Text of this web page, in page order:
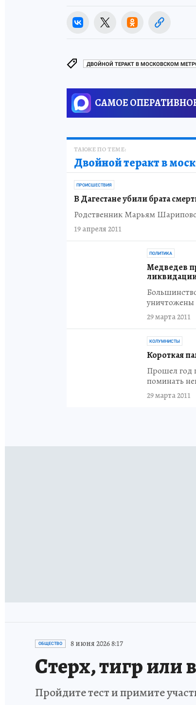
ДВОЙНОЙ ТЕРАКТ В МОСКОВСКОМ
САМОЕ
ТАКЖЕ ПО ТЕМЕ:
Двойной теракт в
ПРОИСШЕСТВИЯ
В Дагестане убили брата
Родственник Марьям
19 апреля 2011
ПОЛИТИКА
Медведев
уничтожены
29 марта 2011
КОЛУМНИСТЫ
Короткая
Прошел год
поминать
29 марта 2011
ОБЩЕСТВО 8 июня 2026 8:17
Стерх, тигр
Пройдите тест и примите